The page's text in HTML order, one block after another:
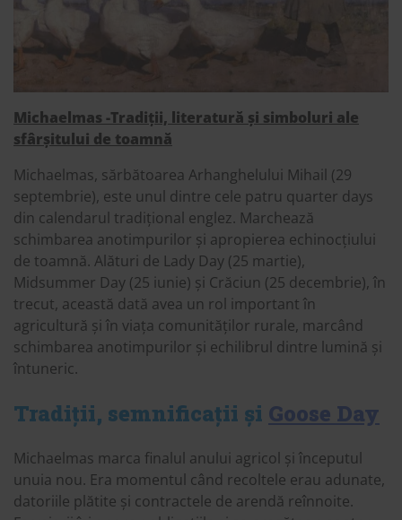
Michaelmas -Tradiții, literatură și simboluri ale
sfârșitului de toamnă
Michaelmas, sărbătoarea Arhanghelului Mihail (29
septembrie), este unul dintre cele patru quarter days
din calendarul tradițional englez. Marchează
schimbarea anotimpurilor și apropierea echinocțiului
de toamnă. Alături de Lady Day (25 martie),
Midsummer Day (25 iunie) și Crăciun (25 decembrie), în
trecut, această dată avea un rol important în
agricultură și în viața comunităților rurale, marcând
schimbarea anotimpurilor și echilibrul dintre lumină și
întuneric.
Tradiții, semnificații și Goose Day
Michaelmas marca finalul anului agricol și începutul
unuia nou. Era momentul când recoltele erau adunate,
datoriile plătite și contractele de arendă reînnoite.